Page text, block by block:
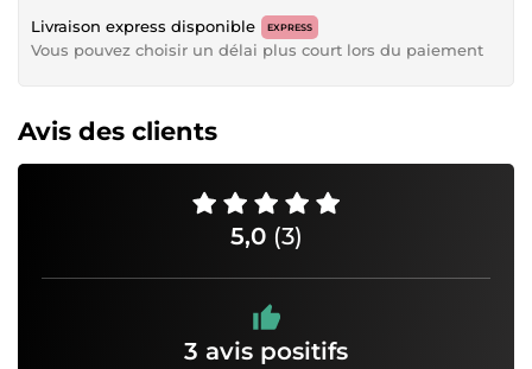
Livraison express disponible EXPRESS
Vous pouvez choisir un délai plus court lors du paiement
Avis des clients
5,0 (3)
3 avis positifs